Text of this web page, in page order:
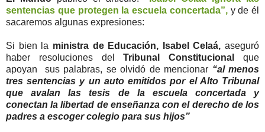
sentencias que protegen la escuela concertada”,y de él
sacaremos algunas expresiones:
Si bien la ministra de Educación, Isabel Celaá, aseguró
haber resoluciones delTribunal Constitucionalque
apoyan sus palabras, se olvidó de mencionar “al menos
tres sentencias y un auto emitidos por el Alto Tribunal
que avalan las tesis de la escuela concertada y
conectan la libertad de enseñanza con el derecho de los
padres a escoger colegio para sus hijos”